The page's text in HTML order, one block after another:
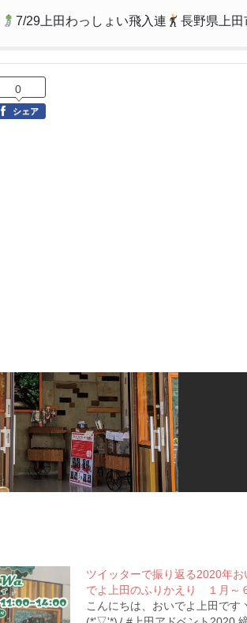
7/29上田わっしょい飛入連 長野県上
0
シェア
ツイッターで振り返る2020年お
でよ上田のふりかえり １月～
こんにちは、おいでよ上田です